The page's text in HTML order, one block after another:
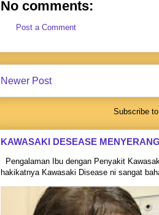
No comments:
Post a Comment
Newer Post
Subscribe
KAWASAKI DESEASE
Pengalaman Ibu dengan Penyakit
hakikatnya Kawasaki Disease ni sangat